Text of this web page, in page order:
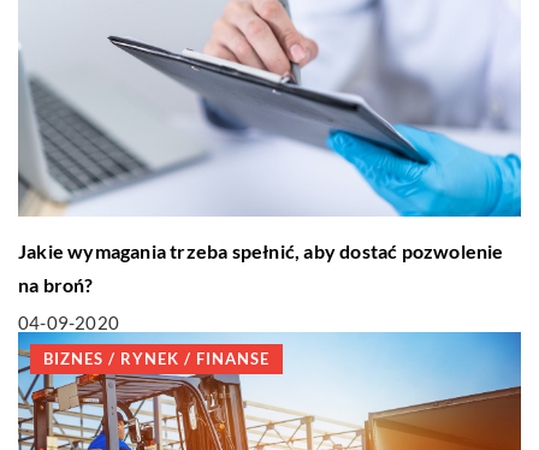
Jakie wymagania trzeba spełnić, aby dostać pozwolenie
na broń?
04-09-2020
BIZNES / RYNEK / FINANSE